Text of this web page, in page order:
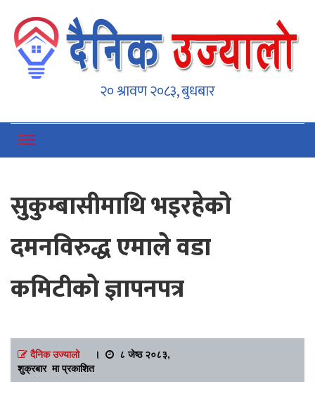
Dainikujyaalo
२० श्रावण २०८३, बुधबार
सुकुम्बासीमाथि भइरहेको
दमनविरुद्ध एमाले वडा
कमिटीकाे ज्ञापनपत्र
दैनिक उज्यालो।
८ जेष्ठ २०८३,
शुक्रबार मा प्रकाशित